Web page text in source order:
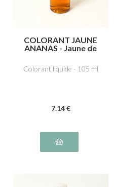
COLORANT JAUNE
ANANAS - Jaune de
Colorant liquide - 105 ml
7.14 €